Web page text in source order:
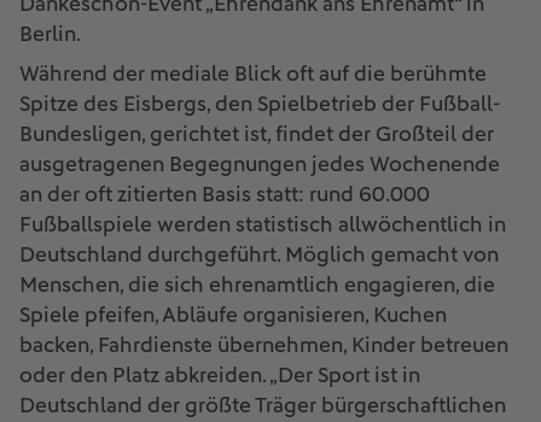
Berlin.
Während der mediale Blick oft auf die berühmte
Spitze des Eisbergs, den Spielbetrieb der Fußball-
Bundesligen, gerichtet ist, findet der Großteil der
ausgetragenen Begegnungen jedes Wochenende
an der oft zitierten Basis statt: rund 60.000
Fußballspiele werden statistisch allwöchentlich in
Deutschland durchgeführt. Möglich gemacht von
Menschen, die sich ehrenamtlich engagieren, die
Spiele pfeifen, Abläufe organisieren, Kuchen
backen, Fahrdienste übernehmen, Kinder betreuen
oder den Platz abkreiden. „Der Sport ist in
Deutschland der größte Träger bürgerschaftlichen